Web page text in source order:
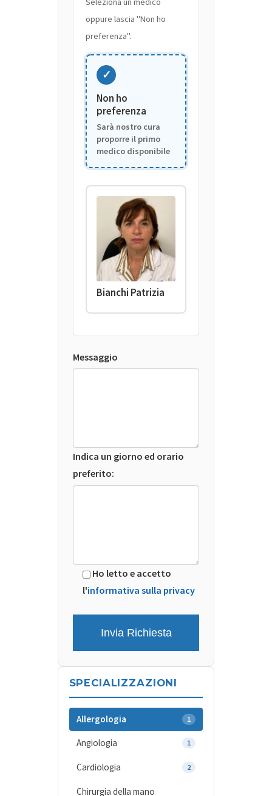
oppure lascia "Non ho
preferenza".
✓
Non ho
preferenza
Sarà nostro cura
proporre il primo
medico disponibile
Bianchi Patrizia
Messaggio
Indica un giorno ed orario
preferito:
Ho letto e accetto
l'informativa sulla privacy
SPECIALIZZAZIONI
Allergologia 1
Angiologia 1
Cardiologia 2
Chirurgia della mano